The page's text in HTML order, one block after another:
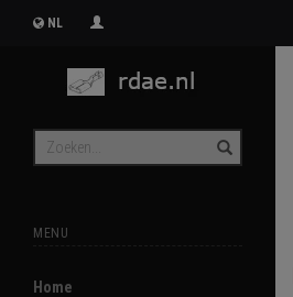
NL
MENU
Home